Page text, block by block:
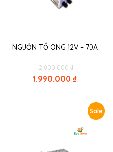
NGUỒN TỔ ONG 12V – 70A
2.000.000₫Original
price
was:
1.990.000 ₫
1.990.000 ₫.
Sale